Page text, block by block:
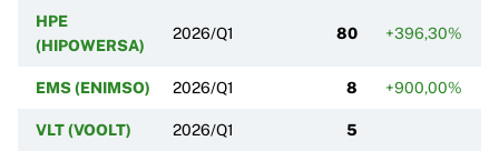
HPE
(HIPOWERSA)
2026/Q1 80 +396,30%
EMS (ENIMSO) 2026/Q1 8 +900,00%
VLT (VOOLT) 2026/Q1 5